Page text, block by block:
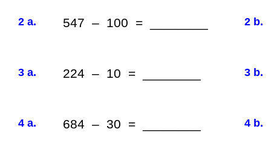
2 a. 547 – 100 = ________ 2 b.
3 a. 224 – 10 = ________ 3 b.
4 a. 684 – 30 = ________ 4 b.